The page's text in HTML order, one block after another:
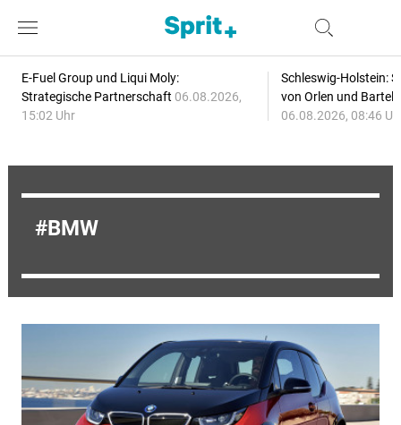
E-Fuel Group und Liqui Moly:
Strategische Partnerschaft 06.08.2026,
15:02 Uhr
Schleswig-Holstein:
von Orlen und
06.08.2026, 08:46
BMW